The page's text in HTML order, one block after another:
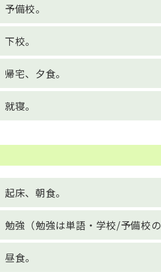
予備校。
下校。
帰宅、夕食。
就寝。
起床、朝食。
勉強（勉強は単語・学校/予備校の
昼食。